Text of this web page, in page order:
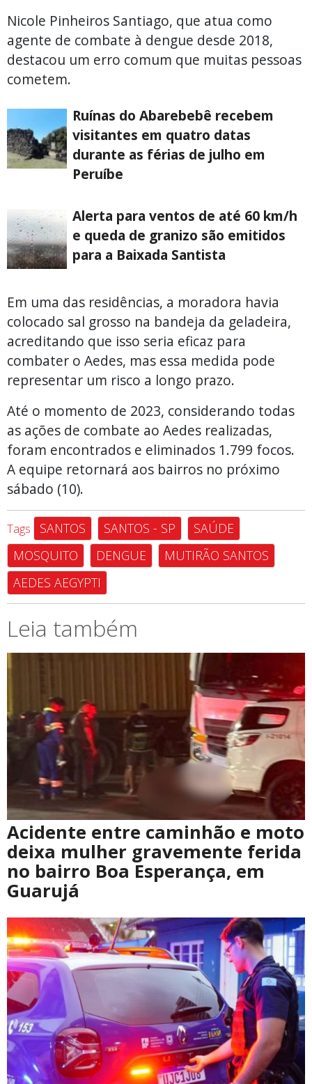
Nicole Pinheiros Santiago, que atua como
agente de combate à dengue desde 2018,
destacou um erro comum que muitas pessoas
cometem.
Ruínas do Abarebebê recebem
visitantes em quatro datas
durante as férias de julho em
Peruíbe
Alerta para ventos de até 60 km/h
e queda de granizo são emitidos
para a Baixada Santista
Em uma das residências, a moradora havia
colocado sal grosso na bandeja da geladeira,
acreditando que isso seria eficaz para
combater o Aedes, mas essa medida pode
representar um risco a longo prazo.
Até o momento de 2023, considerando todas
as ações de combate ao Aedes realizadas,
foram encontrados e eliminados 1.799 focos.
A equipe retornará aos bairros no próximo
sábado (10).
Tags SANTOS SANTOS - SP
SAÚDE
MOSQUITO
DENGUE
MUTIRÃO SANTOS
AEDES AEGYPTI
Leia também
Acidente entre caminhão e moto
deixa mulher gravemente ferida
no bairro Boa Esperança, em
Guarujá